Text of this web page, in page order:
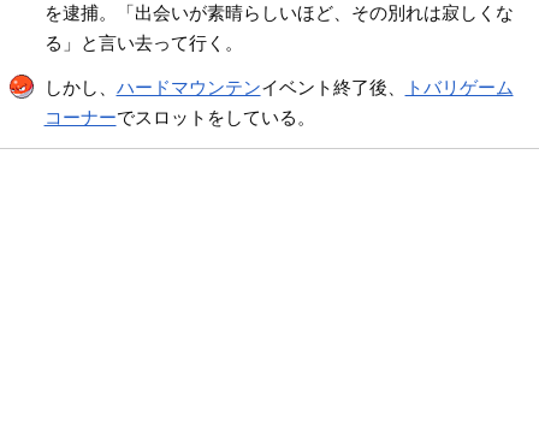
を逮捕。「出会いが素晴らしいほど、その別れは寂しくな
る」と言い去って行く。
しかし、 ハードマウンテンイベント終了後、
トバリゲーム
コーナーでスロットをしている。